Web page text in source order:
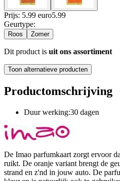
Prijs: 5.99 euro5.99
Geurtype:
Roos Zomer
Dit product is uit ons assortiment
Toon alternatieve producten
Productomschrijving
Duur werking:30 dagen
De Imao parfumkaart zorgt ervoor
ruikt. De oranje variant brengt de
strand en z'nd in jouw auto. De